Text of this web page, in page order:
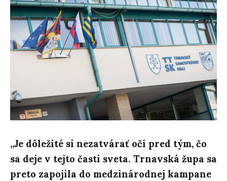
„Je dôležité si nezatvárať oči pred tým, čo
sa deje v tejto časti sveta. Trnavská župa sa
preto zapojila do medzinárodnej kampane